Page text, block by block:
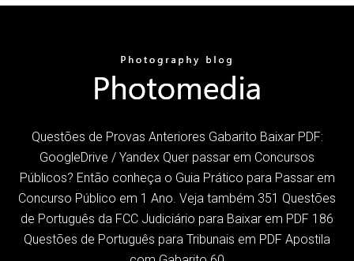
Questões de Provas Anteriores Gabarito Baixar PDF:
GoogleDrive / Yandex Quer passar em Concursos
Públicos? Então conheça o Guia Prático para Passar em
Concurso Público em 1 Ano. Veja também 351 Questões
de Português da FCC Judiciário para Baixar em PDF 186
Questões de Português para Tribunais em PDF Apostila